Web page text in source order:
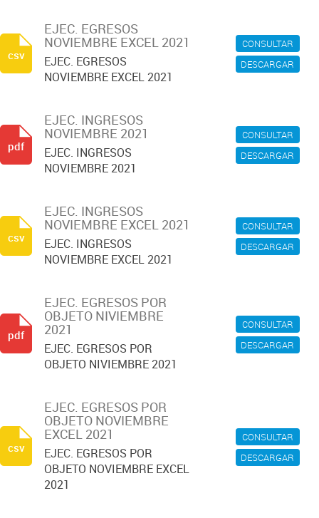
CONSULTAR
DESCARGAR
EJEC. EGRESOS
NOVIEMBRE EXCEL 2021
EJEC. EGRESOS
NOVIEMBRE EXCEL 2021
csv
CONSULTAR
DESCARGAR
EJEC. INGRESOS
NOVIEMBRE 2021
EJEC. INGRESOS
NOVIEMBRE 2021
pdf
CONSULTAR
DESCARGAR
EJEC. INGRESOS
NOVIEMBRE EXCEL 2021
EJEC. INGRESOS
NOVIEMBRE EXCEL 2021
csv
CONSULTAR
DESCARGAR
EJEC. EGRESOS POR
OBJETO NIVIEMBRE
2021
EJEC. EGRESOS POR
OBJETO NIVIEMBRE 2021
pdf
CONSULTAR
DESCARGAR
EJEC. EGRESOS POR
OBJETO NOVIEMBRE
EXCEL 2021
EJEC. EGRESOS POR
OBJETO NOVIEMBRE EXCEL
2021
csv